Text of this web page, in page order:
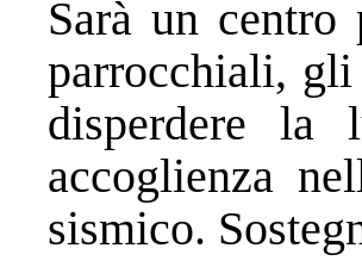
Sarà un
parrocchiali,
disperdere la
accoglienza
sismico.